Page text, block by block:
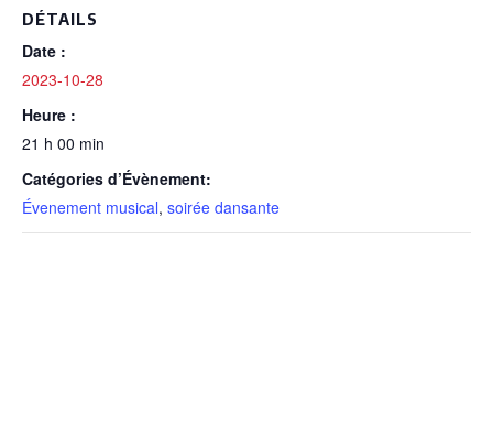
DÉTAILS
Date :
2023-10-28
Heure :
21 h 00 min
Catégories d’Évènement:
Évenement musical, soirée dansante